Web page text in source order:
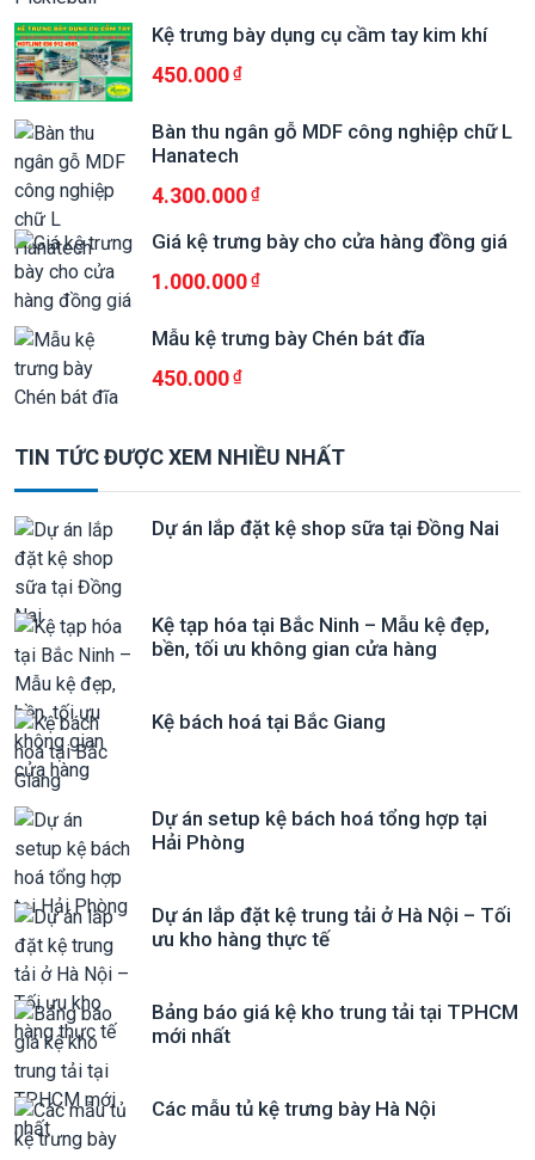
Kệ trưng bày dụng cụ cầm tay kim khí
450.000
Bàn thu ngân gỗ MDF công nghiệp chữ L
Hanatech
4.300.000
Giá kệ trưng bày cho cửa hàng đồng giá
1.000.000
Mẫu kệ trưng bày Chén bát đĩa
450.000
TIN TỨC ĐƯỢC XEM NHIỀU NHẤT
Dự án lắp đặt kệ shop sữa tại Đồng Nai
Kệ tạp hóa tại Bắc Ninh – Mẫu kệ đẹp,
bền, tối ưu không gian cửa hàng
Kệ bách hoá tại Bắc Giang
Dự án setup kệ bách hoá tổng hợp tại
Hải Phòng
Dự án lắp đặt kệ trung tải ở Hà Nội – Tối
ưu kho hàng thực tế
Bảng báo giá kệ kho trung tải tại TPHCM
mới nhất
Các mẫu tủ kệ trưng bày Hà Nội